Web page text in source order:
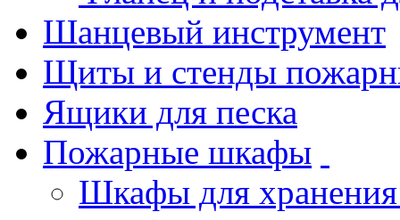
Шанцевый инструмент
Щиты и стенды
Ящики для песка
Пожарные шкафы
Шкафы для хранения